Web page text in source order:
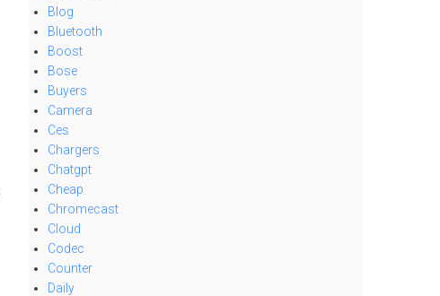
Blog
Bluetooth
Boost
Bose
Buyers
Camera
Ces
Chargers
Chatgpt
Cheap
Chromecast
Cloud
Codec
Counter
Daily